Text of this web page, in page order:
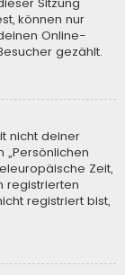
können nur
Online-
gezählt.
nicht deiner
„Persönlichen
Zeit,
registrierten
registriert bist,